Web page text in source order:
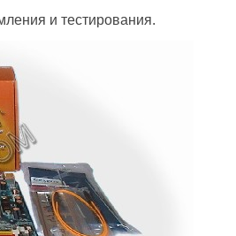
и тестирования.